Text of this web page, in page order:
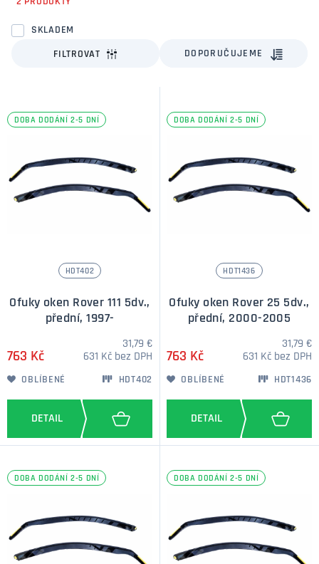
SKLADEM
FILTROVAT DOPORUČUJEME
DOBA DODÁNÍ 2-5 DNÍ
HDT402
Ofuky oken Rover 111 5dv.,
přední, 1997-
763 Kč
31,79 €
631 Kč bez DPH
OBLÍBENÉ HDT402
DOBA DODÁNÍ 2-5 DNÍ
HDT1436
Ofuky oken Rover 25 5dv.,
přední, 2000-2005
763 Kč
31,79 €
631 Kč bez DPH
OBLÍBENÉ HDT1436
DOBA DODÁNÍ 2-5 DNÍ DOBA DODÁNÍ 2-5 DNÍ